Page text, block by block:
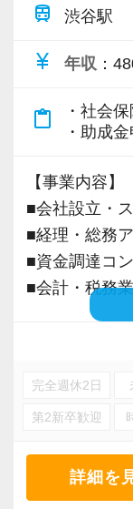
２年目から３
会計業界で働
として、クラ
供できるもの
私たちが経験
の皆さんにお
うに、多くの
税理士を目
指したい方。
そんな向上心
train 渋谷駅
currency_yen 年収 ：
content_paste
・社会
・助成
【事業内容】
■会社設立・
■経理・総務
■資金調達コ
■会計・税務
完全週休2日
第2新卒歓迎
詳細を